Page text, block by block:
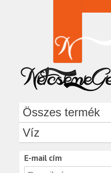
Összes termék
Víz
E-mail cím